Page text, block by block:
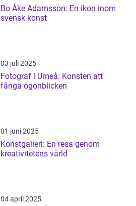
Bo Åke Adamsson: En ikon inom
svensk konst
03 juli 2025
Fotograf i Umeå: Konsten att
fånga ögonblicken
01 juni 2025
Konstgalleri: En resa genom
kreativitetens värld
04 april 2025